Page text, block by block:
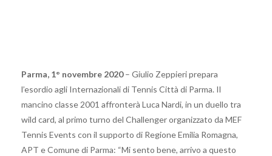
Parma, 1° novembre 2020– Giulio Zeppieri prepara
l’esordio agli Internazionali di Tennis Città di Parma. Il
mancino classe 2001 affronterà Luca Nardi, in un duello tra
wild card, al primo turno del Challenger organizzato da MEF
Tennis Events con il supporto di Regione Emilia Romagna,
APT e Comune di Parma: “Mi sento bene, arrivo a questo